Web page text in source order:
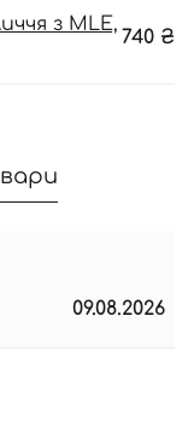
з MLE,
740 ₴
09.08.2026